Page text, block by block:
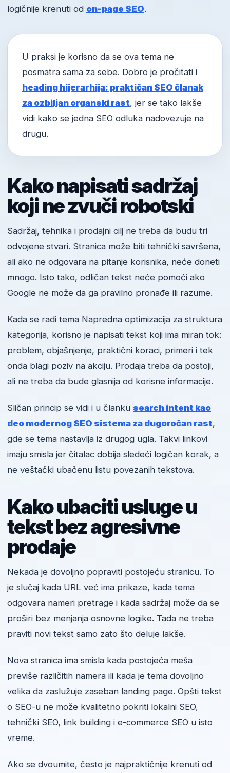
logičnije krenuti od on-page SEO.
U praksi je korisno da se ova tema ne
posmatra sama za sebe. Dobro je pročitati i
heading hijerarhija: praktičan SEO članak
za ozbiljan organski rast, jer se tako lakše
vidi kako se jedna SEO odluka nadovezuje na
drugu.
Kako napisati sadržaj
koji ne zvuči robotski
Sadržaj, tehnika i prodajni cilj ne treba da budu tri
odvojene stvari. Stranica može biti tehnički savršena,
ali ako ne odgovara na pitanje korisnika, neće doneti
mnogo. Isto tako, odličan tekst neće pomoći ako
Google ne može da ga pravilno pronađe ili razume.
Kada se radi tema Napredna optimizacija za struktura
kategorija, korisno je napisati tekst koji ima miran tok:
problem, objašnjenje, praktični koraci, primeri i tek
onda blagi poziv na akciju. Prodaja treba da postoji,
ali ne treba da bude glasnija od korisne informacije.
Sličan princip se vidi i u članku search intent kao
deo modernog SEO sistema za dugoročan rast,
gde se tema nastavlja iz drugog ugla. Takvi linkovi
imaju smisla jer čitalac dobija sledeći logičan korak, a
ne veštački ubačenu listu povezanih tekstova.
Kako ubaciti usluge u
tekst bez agresivne
prodaje
Nekada je dovoljno popraviti postojeću stranicu. To
je slučaj kada URL već ima prikaze, kada tema
odgovara nameri pretrage i kada sadržaj može da se
proširi bez menjanja osnovne logike. Tada ne treba
praviti novi tekst samo zato što deluje lakše.
Nova stranica ima smisla kada postojeća meša
previše različitih namera ili kada je tema dovoljno
velika da zaslužuje zaseban landing page. Opšti tekst
o SEO-u ne može kvalitetno pokriti lokalni SEO,
tehnički SEO, link building i e-commerce SEO u isto
vreme.
Ako se dvoumite, često je najpraktičnije krenuti od